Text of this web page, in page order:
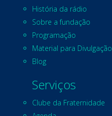
História da rádio
Sobre a fundação
Programação
Material para Divulgação
Blog
Serviços
Clube da Fraternidade